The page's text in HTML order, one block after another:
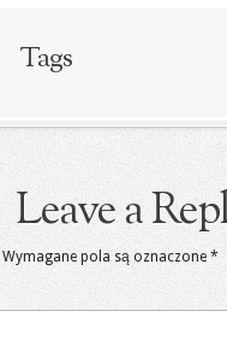
Tags
Leave a
Wymagane pola są oznaczone *